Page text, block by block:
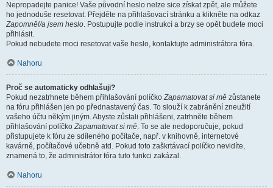
Nepropadejte panice! Vaše původní heslo nelze sice získat zpět, ale můžete
ho jednoduše resetovat. Přejděte na přihlašovací stránku a klikněte na odkaz
Zapomněl/a jsem heslo. Postupujte podle instrukcí a brzy se opět budete moci
přihlásit.
Pokud nebudete moci resetovat vaše heslo, kontaktujte administrátora fóra.
Nahoru
Proč se automaticky odhlašuji?
Pokud nezatrhnete během přihlašování políčkoZapamatovat si mě zůstanete
na fóru přihlášen jen po přednastavený čas. To slouží k zabránění zneužití
vašeho účtu někým jiným. Abyste zůstali přihlášeni, zatrhněte během
přihlašování políčkoZapamatovat si mě. To se ale nedoporučuje, pokud
přistupujete k fóru ze sdíleného počítače, např. v knihovně, internetové
kavárně, počítačové učebně atd. Pokud toto zaškrtávací políčko nevidíte,
znamená to, že administrátor fóra tuto funkci zakázal.
Nahoru